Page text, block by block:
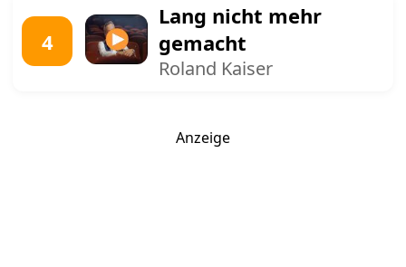
4
Lang nicht mehr
gemacht
Roland Kaiser
Anzeige